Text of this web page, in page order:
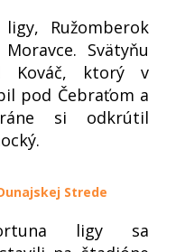
Ružomberok
Svätyňu
Kováč, ktorý v
pod Čebraťom a
si odkrútil
Strede
ligy sa